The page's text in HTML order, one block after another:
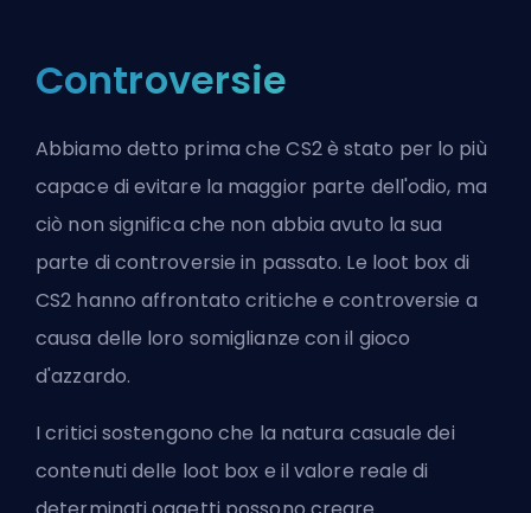
Controversie
Abbiamo detto prima che CS2 è stato per lo più
capace di evitare la maggior parte dell'odio, ma
ciò non significa che non abbia avuto la sua
parte di controversie in passato. Le loot box di
CS2 hanno affrontato critiche e controversie a
causa delle loro somiglianze con il gioco
d'azzardo.
I critici sostengono che la natura casuale dei
contenuti delle loot box e il valore reale di